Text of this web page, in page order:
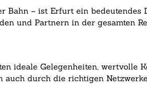
Bahn – ist Erfurt ein
und Partnern in der gesamten
ideale Gelegenheiten, wertvolle
durch die richtigen